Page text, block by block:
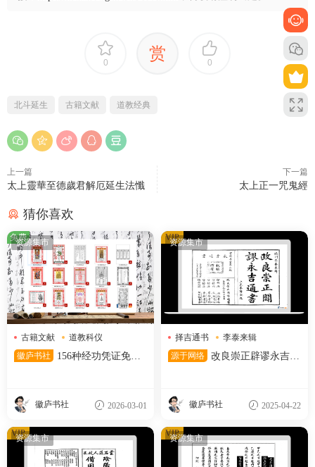
0 赏 0
北斗延生 古籍文献 道教经典
上一篇
太上靈華至德歲君解厄延生法懺
下一篇
太上正一咒鬼經
猜你喜欢
资源集市
古籍文献
道教科仪
道教符箓
徽庐书社
156种经功凭证免费
徽庐书社 2026-03-01
免费 资源集市
择吉通书
李泰来辑
清宣统石印本
源于网络
改良崇正辟谬永吉通
徽庐书社 2025-04-22
VIP
资源集市
VIP 资源集市
VIP